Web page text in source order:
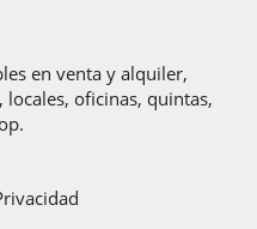
en venta y alquiler,
oficinas, quintas,